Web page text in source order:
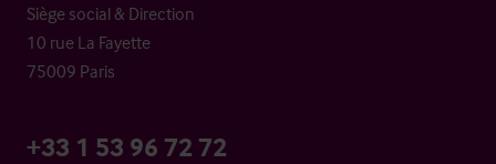
Siège social & Direction
10 rue La Fayette
75009 Paris
+33 1 53 96 72 72